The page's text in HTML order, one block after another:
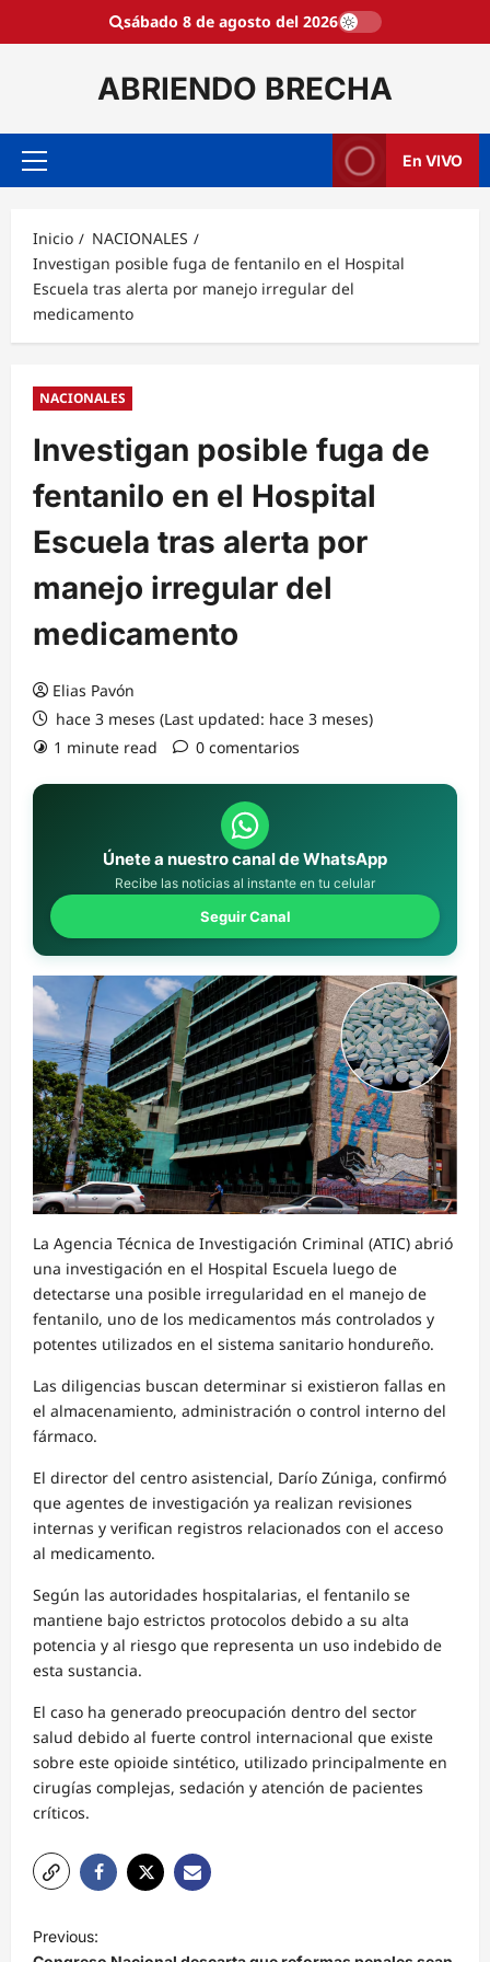
sábado 8 de agosto del 2026
ABRIENDO BRECHA
Menú
En VIVO
Inicio
NACIONALES
Investigan posible fuga de fentanilo en el Hospital
Escuela tras alerta por manejo irregular del
medicamento
NACIONALES
Investigan posible fuga de
fentanilo en el Hospital
Escuela tras alerta por
manejo irregular del
medicamento
Elias Pavón
hace 3 meses (Last updated: hace 3 meses)
1 minute read
0 comentarios
Únete a nuestro canal de WhatsApp
Recibe las noticias al instante en tu celular
Seguir Canal
La Agencia Técnica de Investigación Criminal (ATIC) abrió
una investigación en el Hospital Escuela luego de
detectarse una posible irregularidad en el manejo de
fentanilo, uno de los medicamentos más controlados y
potentes utilizados en el sistema sanitario hondureño.
Las diligencias buscan determinar si existieron fallas en
el almacenamiento, administración o control interno del
fármaco.
El director del centro asistencial, Darío Zúniga, confirmó
que agentes de investigación ya realizan revisiones
internas y verifican registros relacionados con el acceso
al medicamento.
Según las autoridades hospitalarias, el fentanilo se
mantiene bajo estrictos protocolos debido a su alta
potencia y al riesgo que representa un uso indebido de
esta sustancia.
El caso ha generado preocupación dentro del sector
salud debido al fuerte control internacional que existe
sobre este opioide sintético, utilizado principalmente en
cirugías complejas, sedación y atención de pacientes
críticos.
NPrevious: